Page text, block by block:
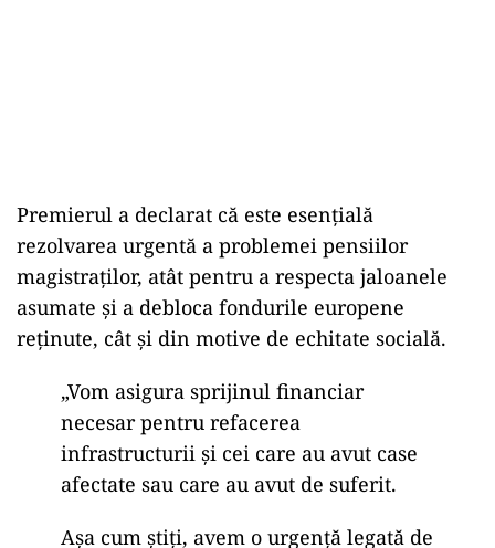
Premierul a declarat că este esențială
rezolvarea urgentă a problemei pensiilor
magistraților, atât pentru a respecta jaloanele
asumate și a debloca fondurile europene
reținute, cât și din motive de echitate socială.
„Vom asigura sprijinul financiar
necesar pentru refacerea
infrastructurii și cei care au avut case
afectate sau care au avut de suferit.
Așa cum știți, avem o urgență legată de